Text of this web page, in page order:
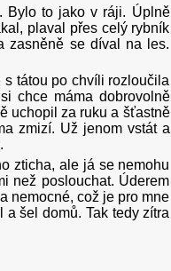
Bylo to jako v ráji. Úplně
plaval přes celý rybník
zasněně se díval na les.
tátou po chvíli rozloučila
chce máma dobrovolně
uchopil za ruku a šťastně
zmizí. Už jenom vstát a
zticha, ale já se nemohu
než poslouchat. Úderem
nemocné, což je pro mne
šel domů. Tak tedy zítra